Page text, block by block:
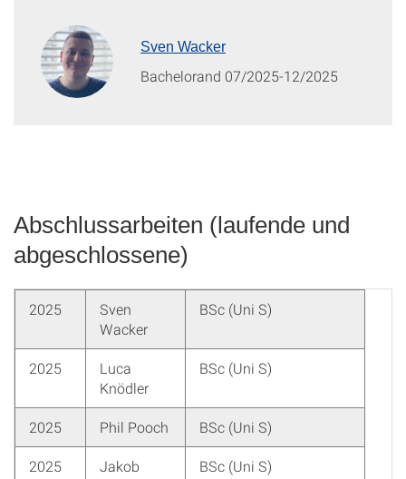
Sven Wacker
Bachelorand 07/2025-12/2025
Abschlussarbeiten (laufende und
abgeschlossene)
2025
Sven
Wacker
BSc (Uni S)
2025
Luca
Knödler
BSc (Uni S)
2025 Phil Pooch BSc (Uni S)
2025
Jakob
BSc (Uni S)